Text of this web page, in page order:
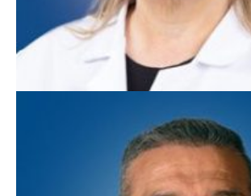
Clare Williams, MD
Medicina familiar con OB